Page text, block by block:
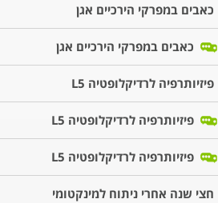
כאבים במפרקי הירכיים אגן
כאבים במפרקי הירכיים אגן
פיזיותרפיה לרדיקלופטיה L5
פיזיותרפיה לרדיקלופטיה L5
פיזיותרפיה לרדיקלופטיה L5
חצי שנה אחרי ניתוח למינקטומי